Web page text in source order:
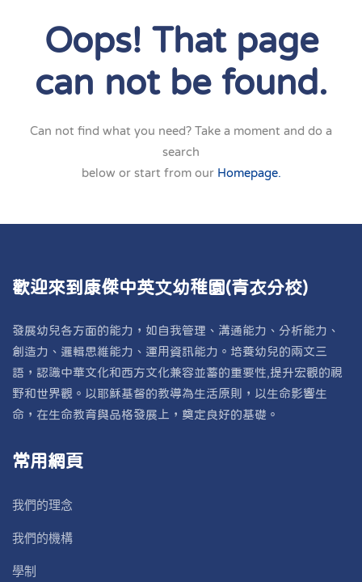
Oops! That page
can not be found.
Can not find what you need? Take a moment and do a
search
below or start from our Homepage.
歡迎來到康傑中英文幼稚園(青衣分校)
發展幼兒各方面的能力，如自我管理、溝通能力、分析能力、
創造力、邏輯思維能力、運用資訊能力。培養幼兒的兩文三
語，認識中華文化和西方文化兼容並蓄的重要性,提升宏觀的視
野和世界觀。以耶穌基督的教導為生活原則，以生命影響生
命，在生命教育與品格發展上，奠定良好的基礎。
常用網頁
我們的理念
我們的機構
學制